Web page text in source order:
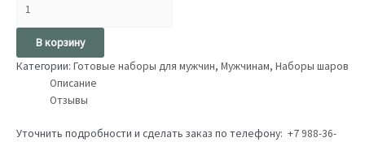
В корзину
Категории: Готовые наборы для мужчин, Мужчинам, Наборы шаров
Описание
Отзывы
Уточнить подробности и сделать заказ по телефону: +7 988-36-